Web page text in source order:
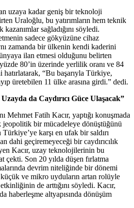
uzaya kadar geniş bir teknoloji
Uraloğlu, bu yatırımların hem teknik
sağladığını söyledi.
sadece gökyüzüne cihaz
zamanda bir ülkenin kendi kaderini
ilan etmesi olduğunu belirten
80’in üzerinde yerlilik oranı ve 84
“Bu başarıyla Türkiye,
üretebilen 11 ülke arasına girdi.” dedi.
da Caydırıcı Güce Ulaşacak”
Mehmet Fatih Kacır, yaptığı konuşmada
bir mücadeleye dönüştüğünü
karşı en ufak bir saldırı
dahi geçiremeyeceği bir caydırıcılık
Kacır, uzay teknolojilerinin bu
Son 20 yılda düşen fırlatma
devrim niteliğinde bir dönemi
küçük ve mikro uyduların artan rolüyle
de arttığını söyledi. Kacır,
haberleşme altyapısında dönüşüm